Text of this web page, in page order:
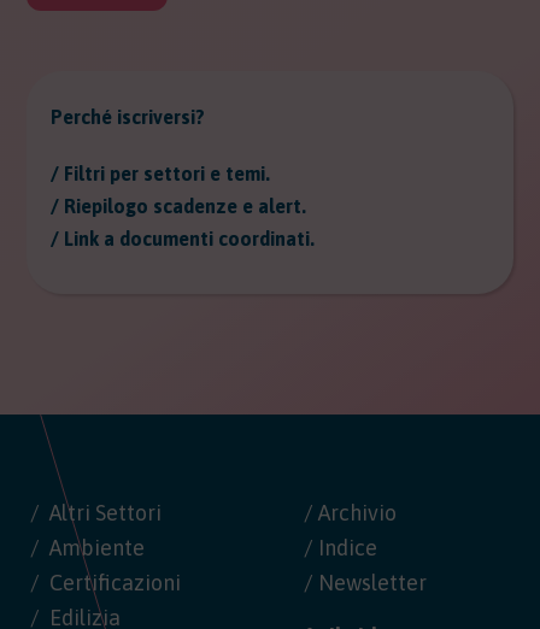
Perché iscriversi?
/ Filtri per settori e temi.
/ Riepilogo scadenze e alert.
/ Link a documenti coordinati.
Altri Settori
Ambiente
Certificazioni
Edilizia
/ Archivio
/ Indice
/ Newsletter